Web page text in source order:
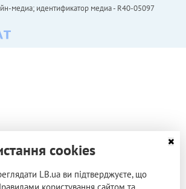
медиа; идентификатор медиа - R40-05097
cookies
LB.ua ви підтверджуєте, що